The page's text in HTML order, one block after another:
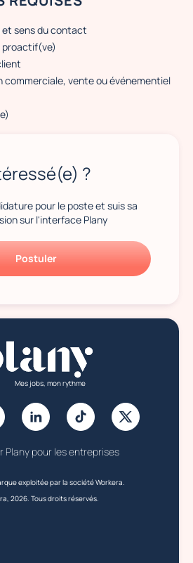
sens du contact
proactif(ve)
commerciale, vente ou événementiel
?
pour le poste et suis sa
sur l'interface Plany
Postuler
Mes jobs, mon rythme
Plany pour les entreprises
exploitée par la société Workera.
2026. Tous droits réservés.